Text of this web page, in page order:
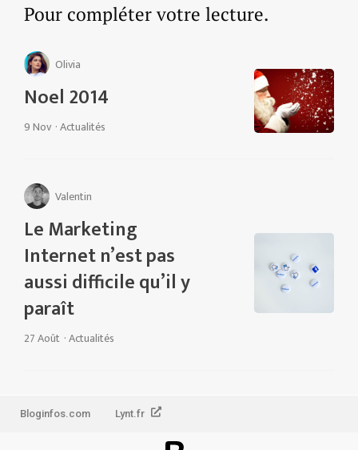
Pour compléter votre lecture.
Olivia
Noel 2014
9 Nov ·Actualités
Valentin
Le Marketing
Internet n’est pas
aussi difficile qu’il y
paraît
27 Août ·Actualités
Bloginfos.com Lynt.fr